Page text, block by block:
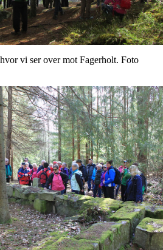
vi ser over mot Fagerholt. Foto